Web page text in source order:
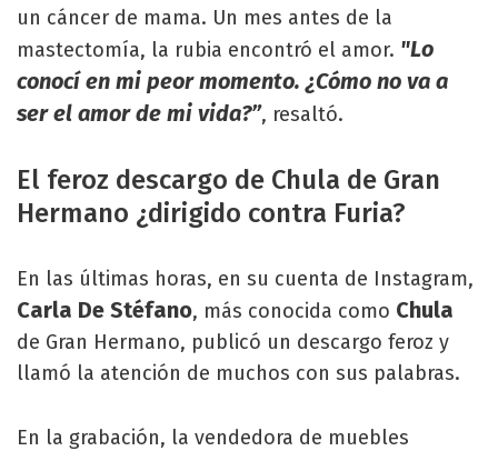
un cáncer de mama. Un mes antes de la
mastectomía, la rubia encontró el amor. "Lo
conocí en mi peor momento. ¿Cómo no va a
ser el amor de mi vida?”, resaltó.
El feroz descargo de Chula de Gran
Hermano ¿dirigido contra Furia?
En las últimas horas, en su cuenta de Instagram,
Carla De Stéfano, más conocida como Chula
de Gran Hermano, publicó un descargo feroz y
llamó la atención de muchos con sus palabras.
En la grabación, la vendedora de muebles